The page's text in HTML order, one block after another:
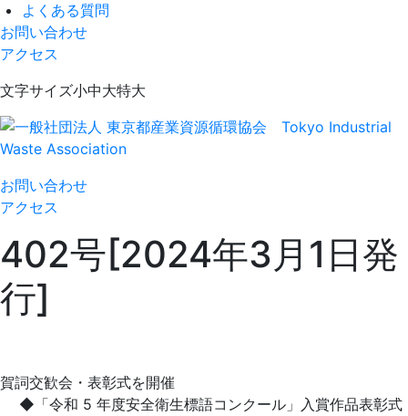
よくある質問
お問い合わせ
アクセス
Skip
to
content
文字サイズ小中大特大
お問い合わせ
アクセス
402号[2024年3月1日発
行]
賀詞交歓会・表彰式を開催
◆「令和 5 年度安全衛生標語コンクール」入賞作品表彰式